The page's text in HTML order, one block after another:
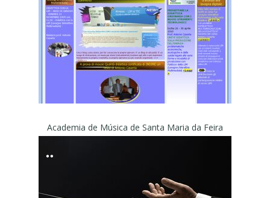
Academia de Música de Santa Maria da Feira